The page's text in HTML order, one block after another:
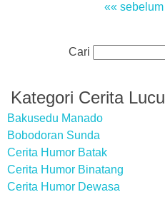
«« sebelum
Cari
Kategori Cerita Lucu
Bakusedu Manado
Bobodoran Sunda
Cerita Humor Batak
Cerita Humor Binatang
Cerita Humor Dewasa